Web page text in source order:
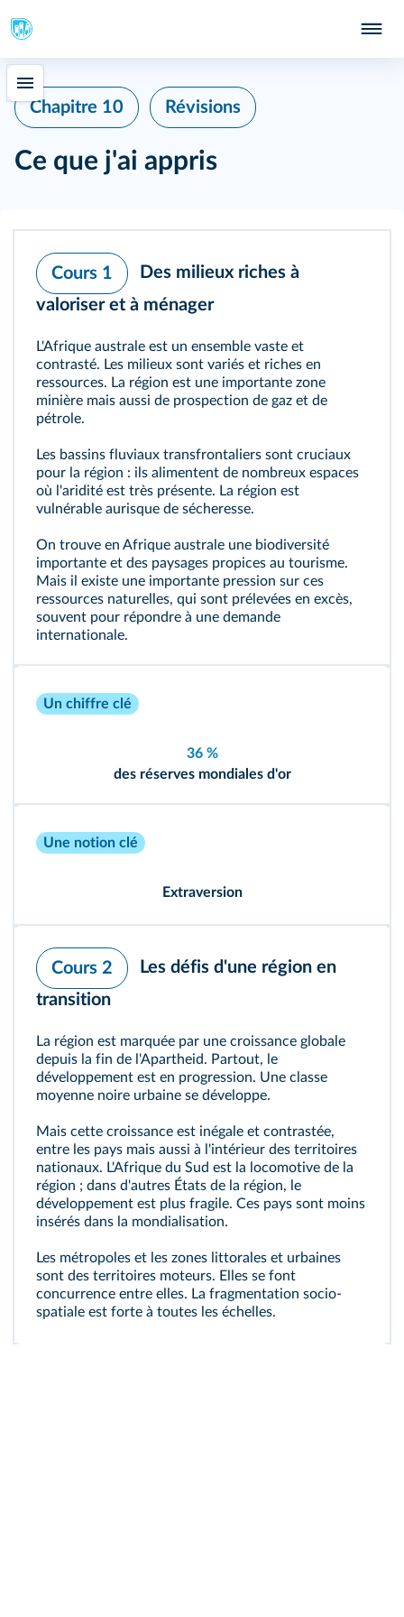
Chapitre 10 Révisions
Ce que j'ai appris
Cours 1
Des milieux riches à
valoriser et à ménager
L'Afrique australe est un ensemble vaste et
contrasté. Les milieux sont variés et riches en
ressources. La région est une importante zone
minière mais aussi de prospection de gaz et de
pétrole.
Les bassins fluviaux transfrontaliers sont cruciaux
pour la région : ils alimentent de nombreux espaces
où l'aridité est très présente. La région est
vulnérable aurisque de sécheresse.
On trouve en Afrique australe une biodiversité
importante et des paysages propices au tourisme.
Mais il existe une importante pression sur ces
ressources naturelles, qui sont prélevées en excès,
souvent pour répondre à une demande
internationale.
Un chiffre clé
36 %
des réserves mondiales d'or
Une notion clé
Extraversion
Cours 2
Les défis d'une région en
transition
La région est marquée par une croissance globale
depuis la fin de l'Apartheid. Partout, le
développement est en progression. Une classe
moyenne noire urbaine se développe.
Mais cette croissance est inégale et contrastée,
entre les pays mais aussi à l'intérieur des territoires
nationaux. L'Afrique du Sud est la locomotive de la
région ; dans d'autres États de la région, le
développement est plus fragile. Ces pays sont moins
insérés dans la mondialisation.
Les métropoles et les zones littorales et urbaines
sont des territoires moteurs. Elles se font
concurrence entre elles. La fragmentation socio-
spatiale est forte à toutes les échelles.